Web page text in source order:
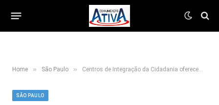
Home » São Paulo » Centros de Integração da Cidadania oferecem 450 vagas em cursos gratuitos e vagas de emprego na Grande SP
SÃO PAULO